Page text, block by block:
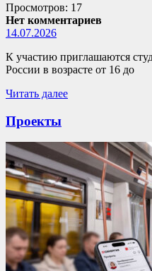
Просмотров: 17
Нет комментариев
14.07.2026
К участию приглашаются
России в возрасте от 16 до
Читать далее
Проекты